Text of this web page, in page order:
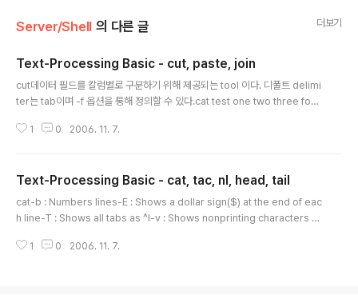
Server/Shell 의 다른 글 더보기
Text-Processing Basic - cut, paste, join
cut데이터 필드를 칼럼별로 구분하기 위해 제공되는 tool 이다. 디폴트 delimi
ter는 tab이며 -f 옵션을 통해 정의할 수 있다.cat test one two three four
ne three four six seven nine -f 옵션 외에 다음과 같은 옵션들이 있다.-c :
터 내용을 선택하는 것이라면 paste나 join 명령어는 field를..
1 0 2006. 11. 7.
Text-Processing Basic - cat, tac, nl, head, tail
cat-b : Numbers lines-E : Shows a dollar sign($) at the end of eac
h line-T : Shows all tabs as ^I-v : Shows nonprinting characters e
ed with -E and -Ttaccat과 반대의 어순에서 알 수 있듯이 파일의 내용을 반
1 0 2006. 11. 7.